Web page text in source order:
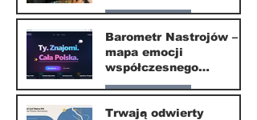
małemu sąsiadowi
odzyskać dzieciństwo
Nasze miasto
30 mar
Barometr Nastrojów –
mapa emocji
współczesnego
społeczeństwa
Nasze miasto
Trwają odwierty